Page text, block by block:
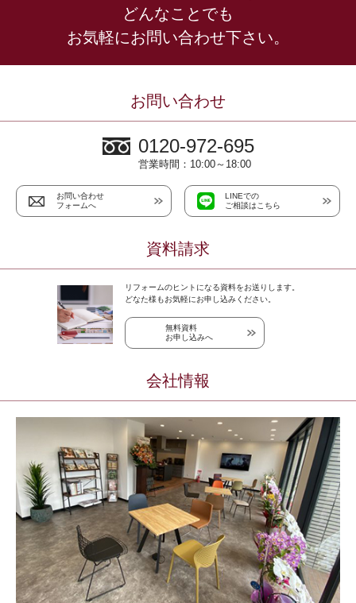
どんなことでも
お気軽にお問い合わせ下さい。
お問い合わせ
0120-972-695
営業時間：10:00～18:00
お問い合わせ
フォームへ
LINEでの
ご相談はこちら
資料請求
リフォームのヒントになる資料をお送りします。
どなた様もお気軽にお申し込みください。
無料資料
お申し込みへ
会社情報